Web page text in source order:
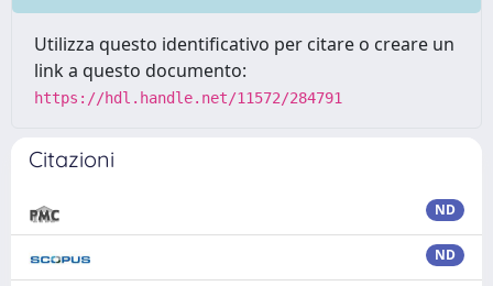
Utilizza questo identificativo per citare o creare un
link a questo documento:
https://hdl.handle.net/11572/284791
Citazioni
ND
ND